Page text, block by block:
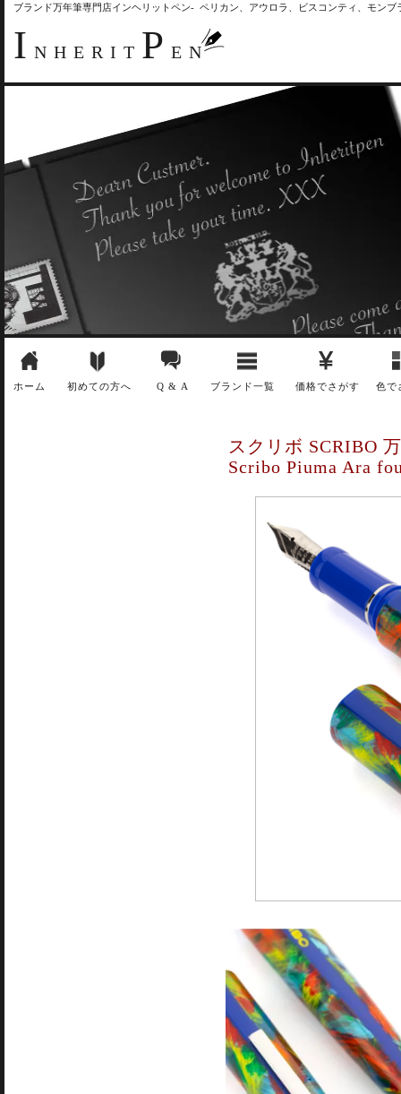
ブランド万年筆専門店インヘリットペン- ペリカン、アウロラ、ビスコンティ、モン
I NHERIT P EN
ホーム 初めての方へ Q & A ブランド一覧 価格でさがす 色で
スクリボ SCRIBO
Scribo Piuma Ara